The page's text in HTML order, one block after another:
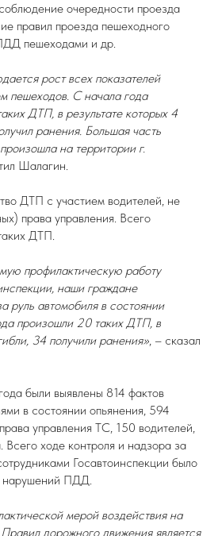
очередности проезда
правил проезда пешеходного
пешеходами и др.
рост всех показателей
пешеходов. С начала года
ДТП, в результате которых 4
ранения. Большая часть
на территории г.
Шалагин.
ДТП с участием водителей, не
права управления. Всего
ДТП.
профилактическую работу
наши граждане
руль автомобиля в состоянии
произошли 20 таких ДТП, в
34 получили ранения», – сказал
были выявлены 814 фактов
в состоянии опьянения, 594
управления ТС, 150 водителей,
Всего ходе контроля и надзора за
Госавтоинспекции было
нарушений ПДД.
мерой воздействия на
дорожного движения является